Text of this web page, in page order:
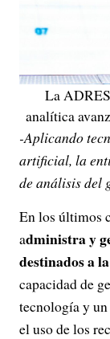
La
analítica
-Aplicando
artificial, la
de análisis del
En los últimos
administra y
destinados a
capacidad de
tecnología y
el uso de los